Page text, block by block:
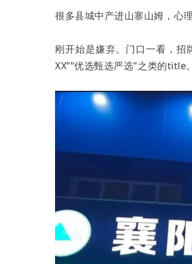
很多县城中产进山寨山姆，心
刚开始是嫌弃。门口一看，
XX”“优选甄选严选”之类的title。